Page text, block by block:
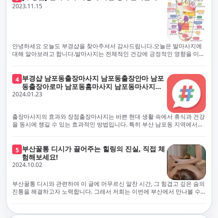
체보다는 부경샵과 같이 안전과 고객 편의를 최우선으로 생각하는 업체를
선택하는 것이 중요합니다.부산에서 러시아 홈케어를 전문으로 하는 부경샵
은, 항상 후불제로 운영하면서 청결과 안전을 가장 중요하게 여깁니다. 부산
에서 진정으로 즐거운 부산 러시아 홈케어 경험을 해보시길 바랍니다. 그렇
죠, 부경샵은 선입금을 요구하지 않아요. 부산 러시아 홈케어를 선택하기 전
에, 주의해야 할 사항들을 반드시 확인해 보세요. 선입금 관련 사기에는 항상
조심해야 합니다. 070으로 시작하는 인터넷 전화나 텔레그램 같은 메시지
앱에만 의존하는 업체는 특히 더 조심해 주세요. 이런 경우, 선입금을 하지
부경샵은 부산 출장 후불제 서비스를 모범적으로 운영하고 있으며, 명성을
악용하는 사기 업체로부터 발생할 수 있는 모든 부정행위와 간접적인 피해
를 방지하기 위해 노력하고 있어요. 만약 부경샵 을 사칭하며 선불 결제를 요
구하는 마사지 서비스를 발견하신다면, 그런 곳은 피하시고 저희에게 알려
주세요.부경샵에서는 모든 서비스가 관리사가 도착한 후에 결제하는 걸 기
본으로 해요. 부경샵은 부산에서 부산 러시아 홈케어를 전문으로 하며,
100% 후불제를 거래의 기본으로 삼고 있어요. 왜 부경샵이 특별한지 궁금하
시죠? 여기서만 느낄 수 있는 특별한 경험을 소개합니다! 부경샵과 함께라면
험을 제공해요. 준비하신 모든 것에 놀랄 준비를 하세요. 부경샵은 오랜 시간
동안 지역에서 최고의 출장업체가 되겠다는 하나의 신념으로 노력해 왔어
요.부경샵의 전통적인 서비스로, 단 한 순간도 낭비하지 않고 쌓인 피로를 풀
어드릴 거예요. 비가 오든 눈이 오든, 어디에 계시든 부경샵이 찾아가 도와드
릴게요. 부경샵의 서비스는 부산의 모든 곳, 집이든 모텔이든 호텔이든 오피
스텔이든 아파트든, 여러분을 위해 준비되어 있어요.부경샵 지역에서 가장
멀리까지 다니며, 편리함을 최우선으로 생각해요. 빠르고 효율적인 운영 시
게 조절되어, 진정한 에너지 회복을 경험하실 수 있어요.부경샵은 부산에서
전문적으로 훈련된 관리사를 다수 보유하고 있음을 자랑스럽게 여깁니다.
현대 사회의 불확실성 속에서, 부경샵은 안전을 최우선으로 여기며, 이를 위
해 100% 후불제 시행은 물론, 코로나19 상황에서도 관리사들의 건강 진단
업체에 대해서는 경계하는 것이 중요합니다. 부경샵의 접근 방식과 정책은
인천에서의 안전하고 신뢰할 수 있는 고품질 마사지 경험을 집앞에서 제공
하기 위해 고안되었습니다. 부경샵은 부산 일본인 홈케어 서비스를 전문으
로 하며, 항상 고객님의 편의와 안전을 최우선으로 고려하여 후불제 시스템
거운 마사지 경험을 보장합니다. 부경샵의 서비스는 선입금 없이 이용 가능
한 부산 일본인 홈케어로, 선입금 요구 없이 서비스를 제공함으로써 고객님
의 신뢰를 최우선으로 합니다. 이용 전 주의사항을 꼼꼼히 확인하시고, 선입
금 사기로부터 자신을 보호하는 것이 중요합니다. 부산 일본인 홈케어 서비
스를 찾으실 때는 070으로 시작하는 인터넷 전화번호나 텔레그램과 같은 메
시징 플랫폼만을 이용하는 업체에 주의해야 합니다. 이러한 서비스는 선지
급 없이 이용할 수 있어야 하며, 부경샵은 이러한 걱정 없이 안전하고 신뢰할
수 있는 서비스를 제공합니다. 부경샵은 부산 일본인 홈케어 후불제의 모범
적인 피해가 발생하지 않도록 지속적으로 노력하고 있습니다. 부경샵을 사
칭하여 선불 결제를 요구하는 마사지 서비스에 대해서는 각별한 주의가 필
요합니다. '부경샵'은 관리사의 도착 이후에 결제가 이루어지는 후불제를
기본 원칙으로 하는 부산 일본인 홈케어 전문 업체입니다. 이 운영 방식은 고
객님의 신뢰를 최우선으로 여기며, 모든 코스에서 100% 후불제를 시행하고
있습니다. 왜 부경샵이 부산에서 특별한지, 그 이유를 알려드리겠습니다.
여기서는 단순한 부산 일본인 홈케어 서비스를 넘어서, 비교 불가한 경험을
러분을 기다리고 있으니, 준비되셨나요? 부경샵은 오랜 시간 동안 지역 최
2023.11.15
안녕하세요 오늘도 부경샵을 찾아주셔서 감사드립니다.오늘은 발마사지에
대해 알아보려고 합니다.발마사지는 전체적인 건강에 긍정적인 영향을 미칠
명하겠습니다.근육 이완과 피로 완화: 발마사지는 발 아치, 발가락, 발등 등
에 위치한 다양한 근육을 이완시키는 효과가 있습니다. 일상적인 활동이나
장시간의 서있는 자세로 인해 긴장된 발 근육을 느슨하게 만들어주어 편안
함을 제공합니다. 이는 근육의 유연성을 향상시키고 근육의 혈액순환을 촉
진하는 데 도움이 됩니다.혈액순환 개선: 발마사지는 혈액순환을 촉진하는
데 기여합니다. 마사지로 근육과 혈관이 이완되면 혈액이 더 원활하게 흐르
게 되어 세포와 조직에 산소와 영양소가 빠르게 공급됩니다. 이는 세포의 기
장된 근육과 신경을 완화시켜 스트레스를 감소시킵니다. 발에는 다양한 신
경과 결절이 모여있어, 발마사지를 통해 이를 자극함으로써 정신적인 편안
함을 제공하는데 도움이 됩니다. 이는 스트레스 호르몬의 감소와 함께 심신
의 안정을 촉진합니다.면역 시스템 강화: 정기적인 발마사지는 면역 시스템
의 활동을 촉진하여 감염 및 질병에 대한 저항력을 향상시킬 수 있습니다. 마
사지는 림프순환을 촉진하고 세포 배출물을 제거함으로써 면역 시스템을 지
원합니다.숙면 유도: 발마사지는 긴장된 근육과 신경을 완화시켜 수면에 도
4 부경샵 남포동출장마사지 남포동출장안마 남포
동출장아로마 남포동홈마사지 남포동마사지출
장
2024.01.23
출장마사지의 효과와 장점출장마사지는 바쁜 현대 생활 속에서 휴식과 건강
을 동시에 챙길 수 있는 효과적인 방법입니다. 특히 부산 남포동 지역에서
와 신체적, 정신적 피로를 효과적으로 완화합니다. 전문 마사지사의 숙련된
손길은 긴장된 근육을 이완시키고, 스트레스 호르몬 수치를 감소시켜 마음
의 안정을 가져다 줍니다. 이는 일상의 업무 효율성을 높이고, 전반적인 삶의
질을 향상시키는 데 기여합니다.근육 이완과 유연성 향상:꾸준한 출장마사
지는 근육의 긴장과 경직을 해소하고 유연성을 향상시킵니다. 이는 운동 성
능을 개선하고, 근골격계 문제 및 부상 예방에 도움이 됩니다. 또한, 규칙적
인 마사지는 자세 개선에도 긍정적인 영향을 미칩니다.혈액 순환 촉진과 신
촉진합니다. 이는 신진대사를 활성화하고, 독소 배출을 돕습니다. 결과적으
5 부산꿀통 디시가 끌어주는 힐링의 진실, 직접 체
험해보세요!
2024.10.02
부산꿀통 디시와 관련하여 이 글에 머무르신 알찬 시간, 그 힘겹고 깊은 숨의
진통을 해결하고자 노력합니다. 그래서 저희는 이번에 부산에서 만나볼 수
그 해결책을 찾는 것이 어려운 상황을 맞이하는 경우가 많습니다. 부산꿀통